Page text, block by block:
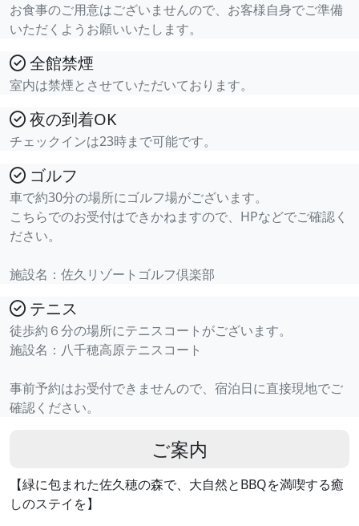
お食事のご用意はございませんので、お客様自身でご準備
いただくようお願いいたします。
全館禁煙
室内は禁煙とさせていただいております。
夜の到着OK
チェックインは23時まで可能です。
ゴルフ
車で約30分の場所にゴルフ場がございます。
こちらでのお受付はできかねますので、HPなどでご確認く
ださい。
施設名：佐久リゾートゴルフ倶楽部
テニス
徒歩約６分の場所にテニスコートがございます。
施設名：八千穂高原テニスコート
事前予約はお受付できませんので、宿泊日に直接現地でご
確認ください。
ご案内
【緑に包まれた佐久穂の森で、大自然とBBQを満喫する癒
しのステイを】